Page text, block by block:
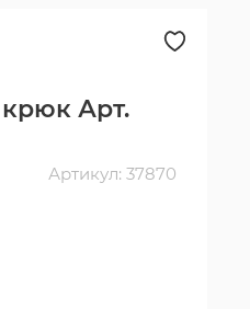
крюк Арт.
Артикул: 37870